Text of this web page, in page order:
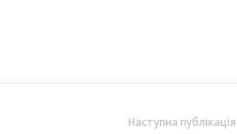
Наступна публікація